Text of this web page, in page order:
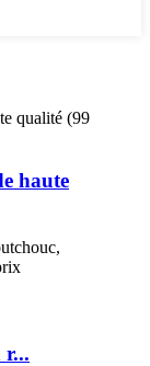
haute
r...